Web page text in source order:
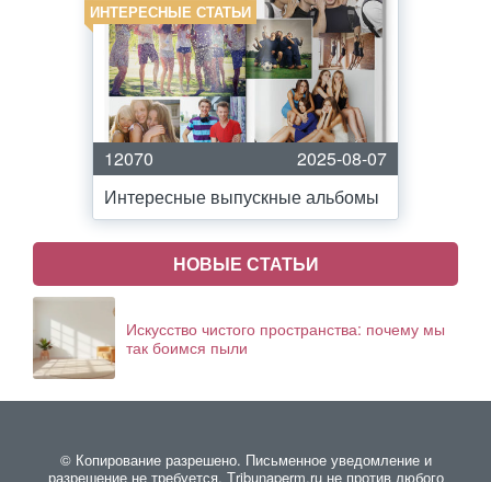
ИНТЕРЕСНЫЕ СТАТЬИ
12070
2025-08-07
Интересные выпускные альбомы
НОВЫЕ СТАТЬИ
Искусство чистого пространства: почему мы
так боимся пыли
© Копирование разрешено. Письменное уведомление и
разрешение не требуется. Тribunaperm.ru не против любого